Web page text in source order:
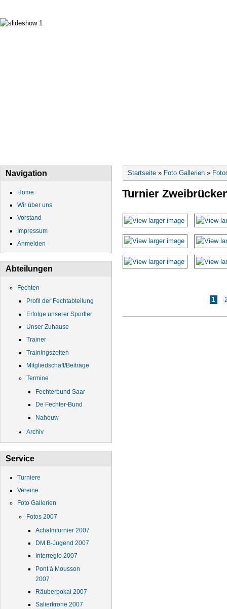
Navigation
Home
Wir über uns
Vorstand
Impressum
Anmelden
Abteilungen
Fechten
Profil der Fechtabteilung
Erfolge unserer Sportler
Unser Zuhause
Trainer
Trainingszeiten
Mitgliedschaft/Beiträge
Termine
Fechterbund Saar
De Fechter-Bund
Nahouw
Archiv
Service
Turniere
Vereine
Foto Gallerien
Fotos 2007
Achalmturnier 2007
DM B-Jugend 2007
Interregio 2007
Pont á Mousson
2007
Räuberpokal 2007
Salierkrone 2007
Sie sind hier
Startseite » Foto Gallerien »
Turnier
1